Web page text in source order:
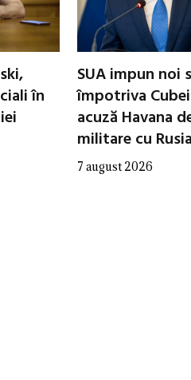
în
SUA impun noi
împotriva
acuză Havana
militare cu
7 august 2026